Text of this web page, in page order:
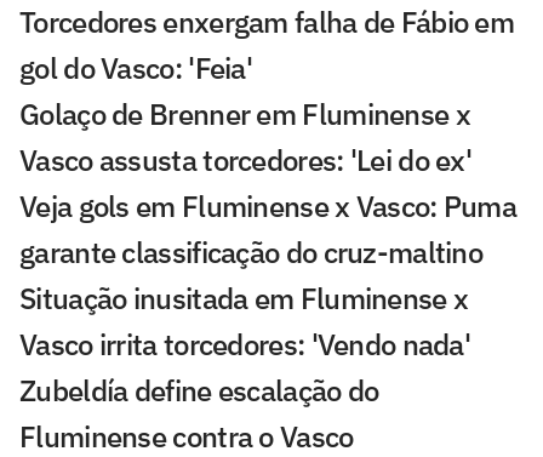
Torcedores enxergam falha de Fábio em
gol do Vasco: 'Feia'
Golaço de Brenner em Fluminense x
Vasco assusta torcedores: 'Lei do ex'
Veja gols em Fluminense x Vasco: Puma
garante classificação do cruz-maltino
Situação inusitada em Fluminense x
Vasco irrita torcedores: 'Vendo nada'
Zubeldía define escalação do
Fluminense contra o Vasco